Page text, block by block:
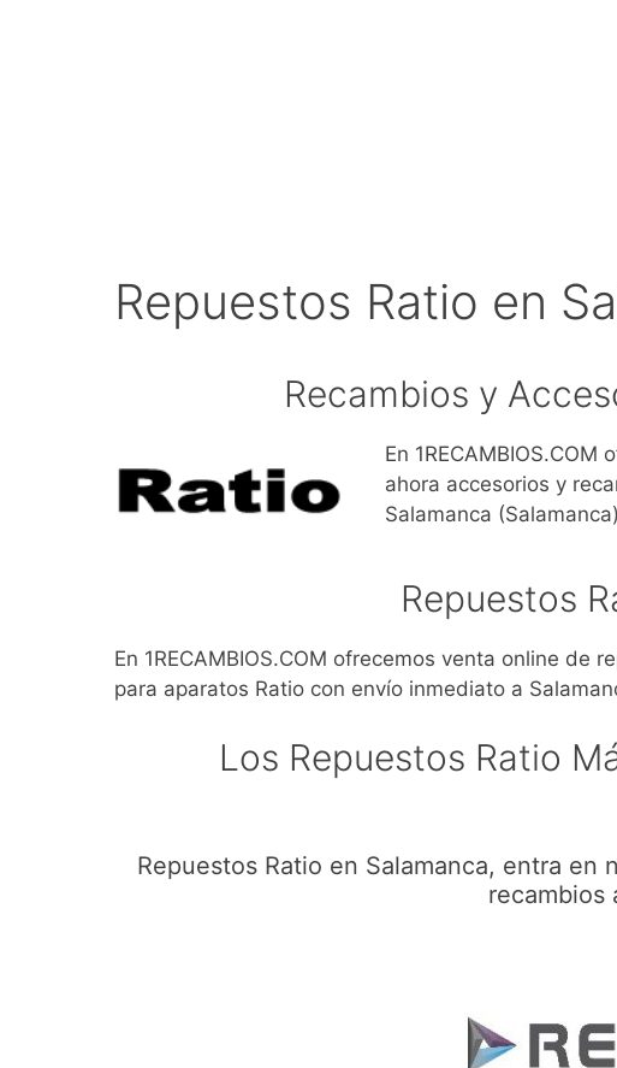
Repuestos Ratio en
Recambios y
En
ahora accesorios y
Salamanca (Salamanca)
Repuestos
En 1RECAMBIOS.COM ofrecemos venta online de
para aparatos Ratio con envío inmediato a
Los Repuestos Ratio
Repuestos Ratio en Salamanca, entra en
recambios